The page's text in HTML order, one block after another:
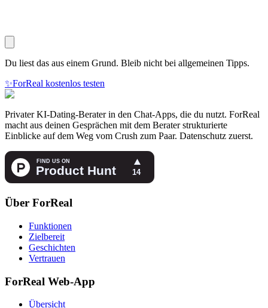
Du liest das aus einem Grund. Bleib nicht bei allgemeinen Tipps.
✨ForReal kostenlos testen
Privater KI-Dating-Berater in den Chat-Apps, die du nutzt. ForReal
macht aus deinen Gesprächen mit dem Berater strukturierte
Einblicke auf dem Weg vom Crush zum Paar. Datenschutz zuerst.
Über ForReal
Funktionen
Zielbereit
Geschichten
Vertrauen
ForReal Web-App
Übersicht